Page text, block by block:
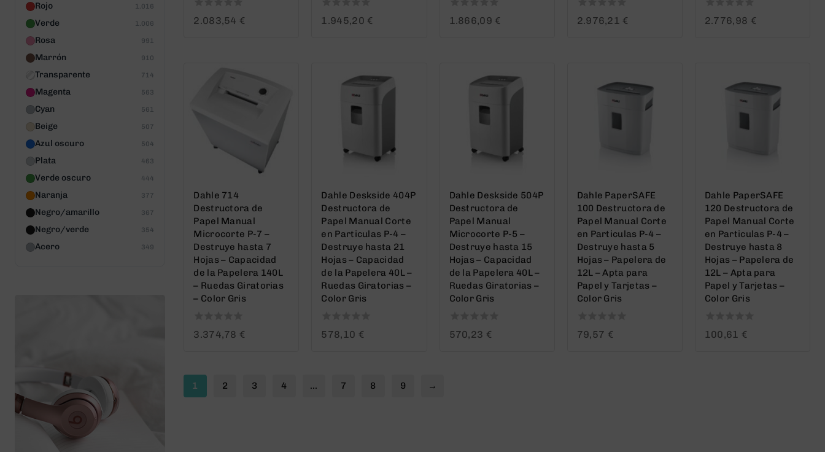
0
2.083,54 €
0
1.945,20 €
0
1.866,09 €
0
2.976,21 €
0
2.776,98 €
Dahle 714
Destructora de
Papel Manual
Microcorte P-7 –
Destruye hasta 7
Hojas – Capacidad
de la Papelera 140L
– Ruedas Giratorias
– Color Gris
0
3.374,78 €
Dahle Deskside 404P
Destructora de
Papel Manual Corte
en Particulas P-4 –
Destruye hasta 21
Hojas – Capacidad
de la Papelera 40L –
Ruedas Giratorias –
Color Gris
0
578,10 €
Dahle Deskside 504P
Destructora de
Papel Manual
Microcorte P-5 –
Destruye hasta 15
Hojas – Capacidad
de la Papelera 40L –
Ruedas Giratorias –
Color Gris
0
570,23 €
Dahle PaperSAFE
100 Destructora de
Papel Manual Corte
en Particulas P-4 –
Destruye hasta 5
Hojas – Papelera de
12L – Apta para
Papel y Tarjetas –
Color Gris
0
79,57 €
Dahle PaperSAFE
120 Destructora de
Papel Manual Corte
en Particulas P-4 –
Destruye hasta 8
Hojas – Papelera de
12L – Apta para
Papel y Tarjetas –
Color Gris
0100,61 €
1 2 3 4 … 7 8 9 →
Rojo 1.016
Verde 1.006
Rosa 991
Marrón 910
Transparente 714
Magenta 563
Cyan 561
Beige 507
Azul oscuro 504
Plata 463
Verde oscuro 444
Naranja 377
Negro/amarillo 367
Negro/verde 354
Acero 349